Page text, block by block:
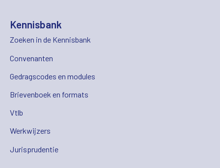
Kennisbank
Zoeken in de Kennisbank
Convenanten
Gedragscodes en modules
Brievenboek en formats
Vtlb
Werkwijzers
Jurisprudentie